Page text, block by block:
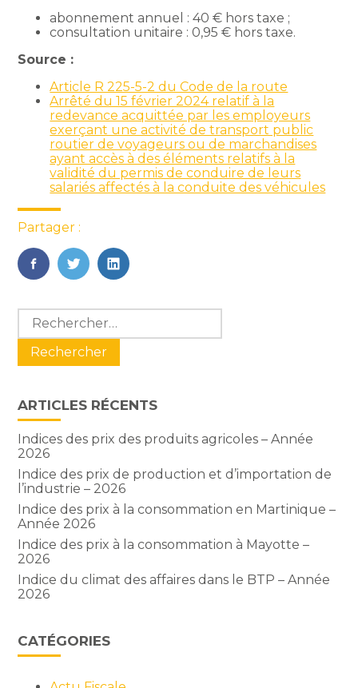
abonnement annuel : 40 € hors taxe ;
consultation unitaire : 0,95 € hors taxe.
Source :
Article R 225-5-2 du Code de la route
Arrêté du 15 février 2024 relatif à la
redevance acquittée par les employeurs
exerçant une activité de transport public
routier de voyageurs ou de marchandises
ayant accès à des éléments relatifs à la
validité du permis de conduire de leurs
salariés affectés à la conduite des véhicules
Partager :
FaceBook
TwitterLinkedIn
Blog
sidebar
Rechercher :
ARTICLES RÉCENTS
Indices des prix des produits agricoles – Année
2026
Indice des prix de production et d’importation de
l’industrie – 2026
Indice des prix à la consommation en Martinique –
Année 2026
Indice des prix à la consommation à Mayotte –
2026
Indice du climat des affaires dans le BTP – Année
2026
CATÉGORIES